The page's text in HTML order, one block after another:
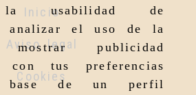
la usabilidad de
analizar el uso de la
publicidad
con tus preferencias
base de un perfil
Inicio
Aviso legal
Cookies